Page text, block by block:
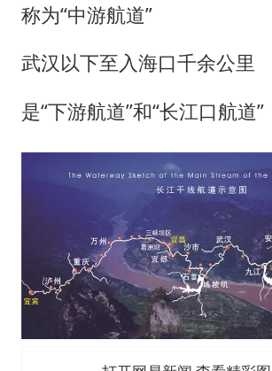
称为“中游航道”
武汉以下至入海口千余公里
是“下游航道”和“长江口航道”